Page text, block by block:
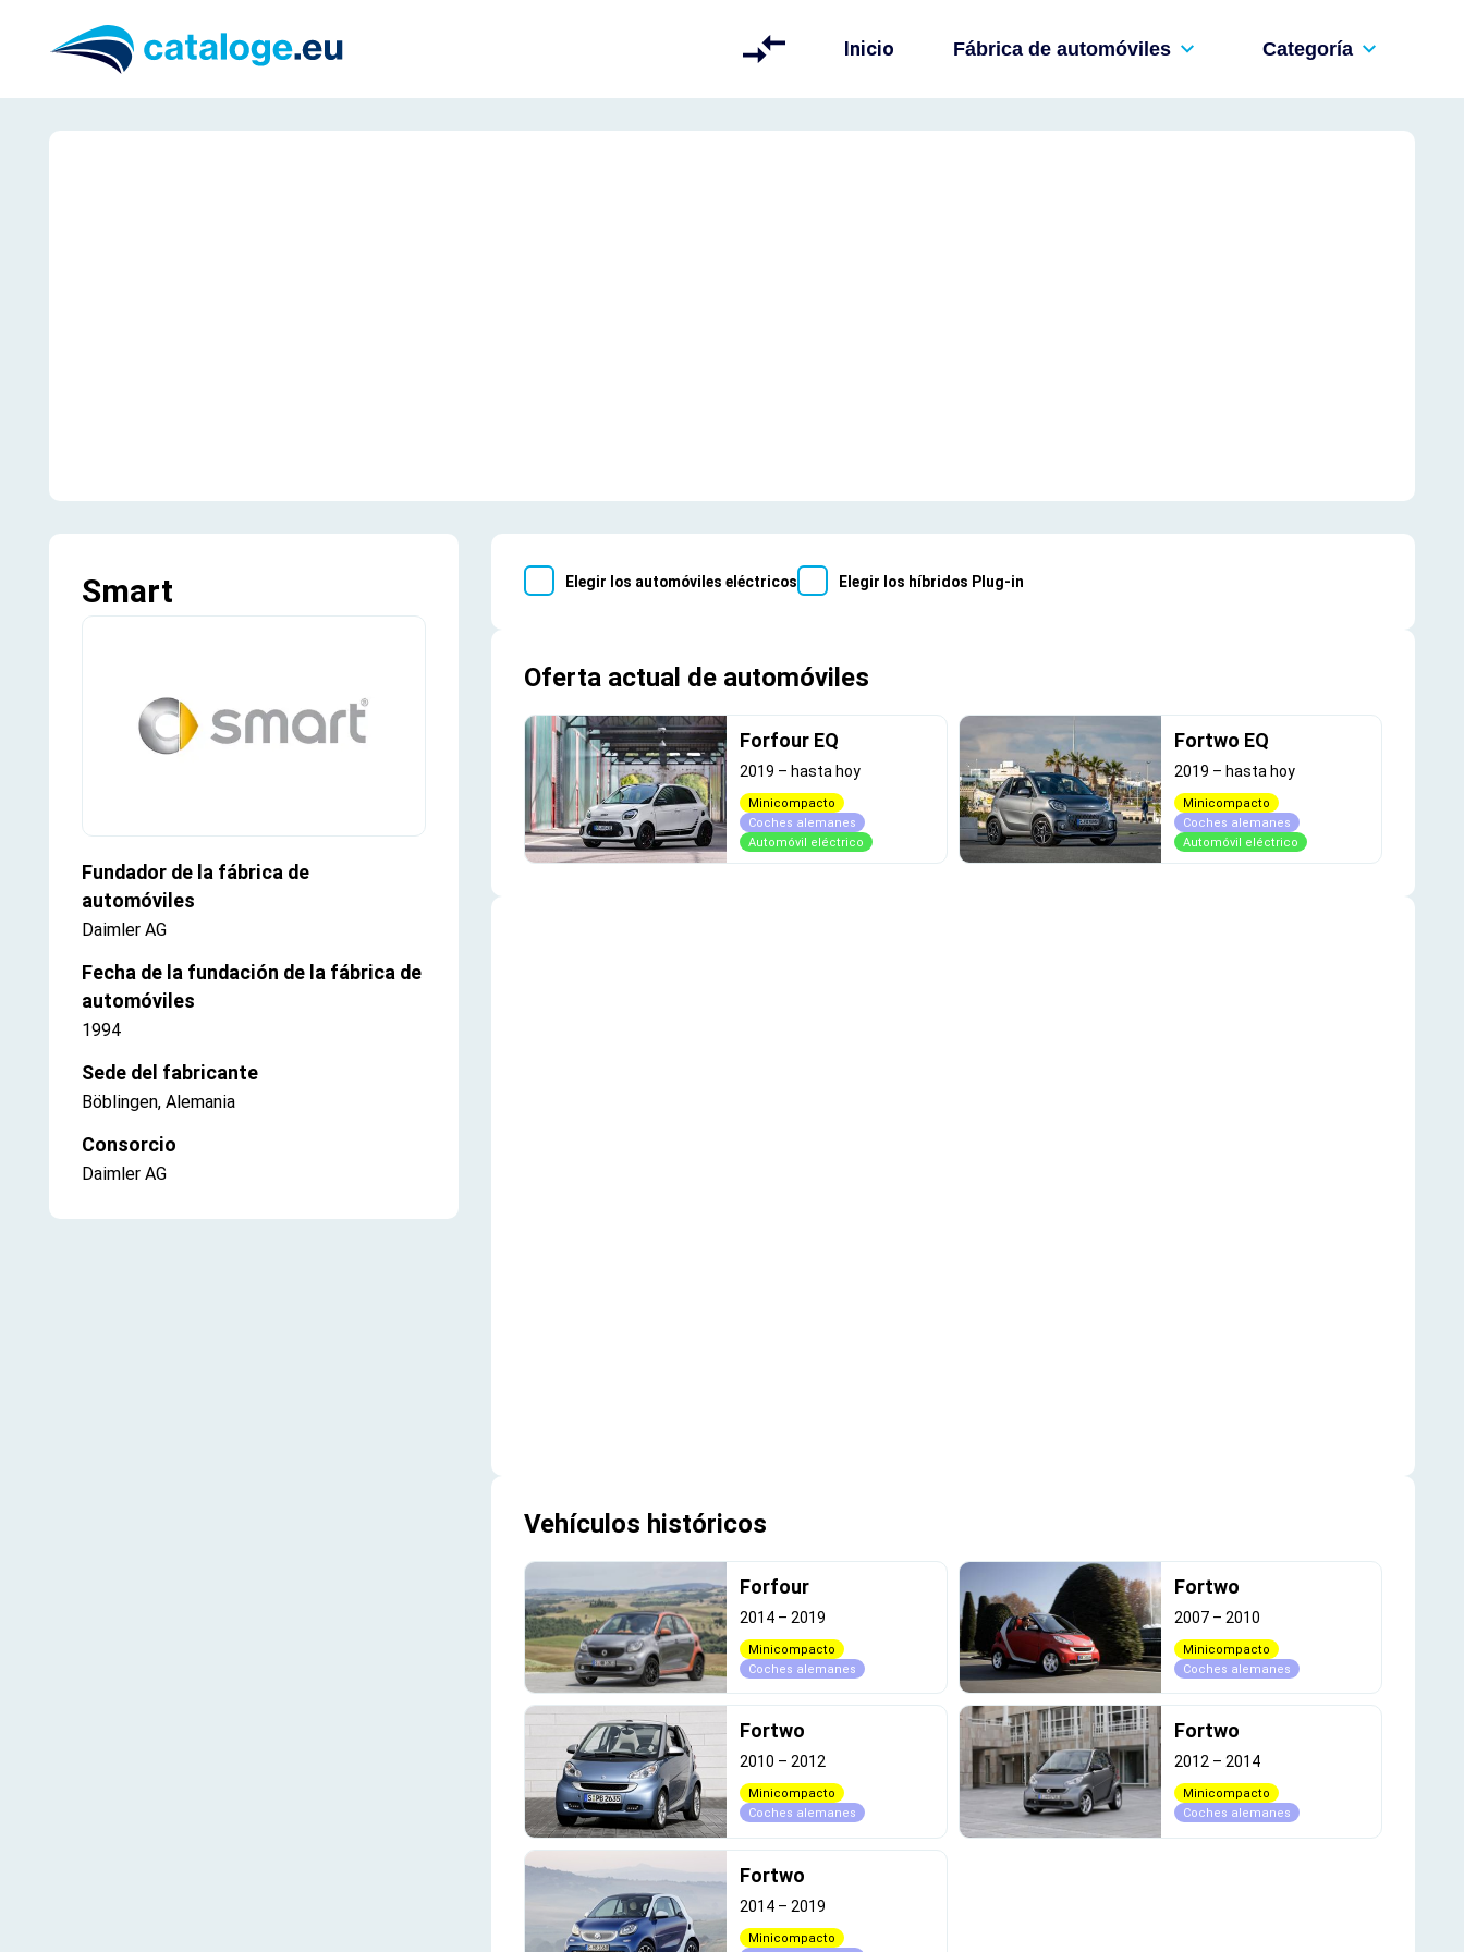
Inicio Fábrica de automóviles Categoría
Smart
Fundador de la fábrica de
automóviles
Daimler AG
Fecha de la fundación de la fábrica de
automóviles
1994
Sede del fabricante
Böblingen, Alemania
Consorcio
Daimler AG
Elegir los automóviles eléctricos Elegir los híbridos Plug-in
Oferta actual de automóviles
Forfour EQ
2019 – hasta hoy
Minicompacto
Coches alemanes
Automóvil eléctrico
Fortwo EQ
2019 – hasta hoy
Minicompacto
Coches alemanes
Automóvil eléctrico
Vehículos históricos
Forfour
2014 – 2019
Minicompacto
Coches alemanes
Fortwo
2007 – 2010
Minicompacto
Coches alemanes
Fortwo
2010 –2012
Minicompacto
Coches alemanes
Fortwo
2012 –2014
Minicompacto
Coches alemanes
Fortwo
2014 – 2019
Minicompacto